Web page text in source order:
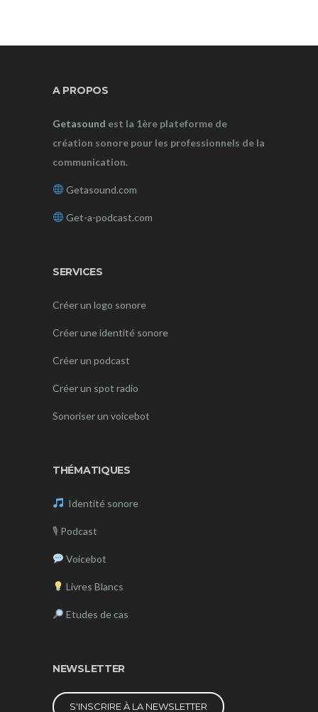
A PROPOS
Getasound est la 1ère plateforme de
création sonore pour les professionnels de la
communication.
Getasound.com
Get-a-podcast.com
SERVICES
Créer un logo sonore
Créer une identité sonore
Créer un podcast
Créer un spot radio
Sonoriser un voicebot
THÉMATIQUES
Identité sonore
🎙 Podcast
Voicebot
Livres Blancs
Etudes de cas
NEWSLETTER
S'INSCRIRE À LA NEWSLETTER